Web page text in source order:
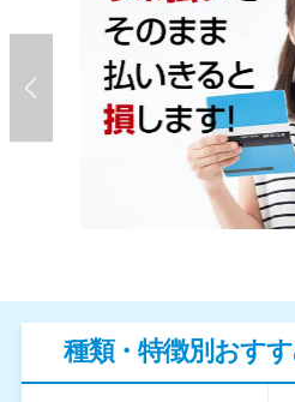
種類・特徴別おす